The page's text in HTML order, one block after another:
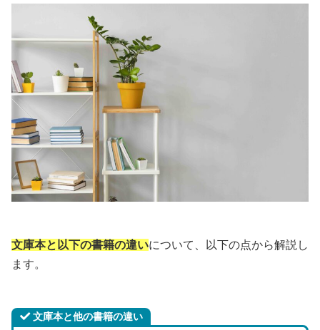
文庫本と以下の書籍の違いについて、以下の点から解説し
ます。
文庫本と他の書籍の違い